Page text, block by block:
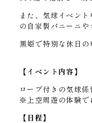
また、気球イベン
の自家製パニーニ
黒姫で特別な休日の
【イベント内容】
ロープ付きの気球係
※上空周遊の体験で
【日程】